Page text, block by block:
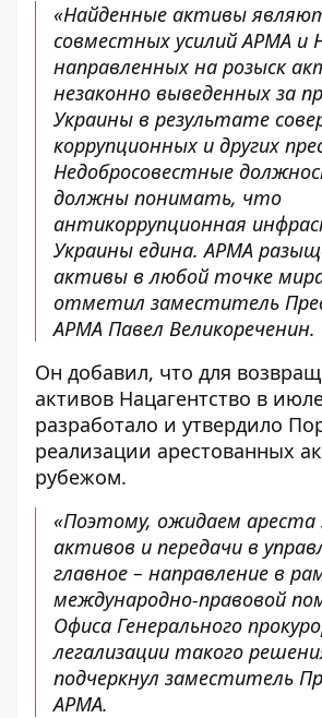
«Найденные активы
совместных усилий АРМА и
направленных на розыск
незаконно выведенных за
Украины в результате
коррупционных и других
Недобросовестные
должны понимать, что
антикоррупционная
Украины едина. АРМА
активы в любой точке
отметил заместитель
АРМА Павел Великореченин.
Он добавил, что для
активов Нацагентство в
разработало и утвердило
реализации арестованных
рубежом.
«Поэтому, ожидаем ареста
активов и передачи в
главное – направление в
международно-правовой
Офиса Генерального
легализации такого
подчеркнул заместитель
АРМА.